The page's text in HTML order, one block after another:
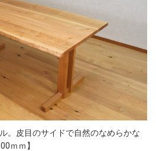
。皮目のサイドで自然のなめらかな
ｍｍ】